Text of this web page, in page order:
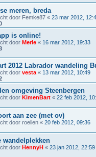
meren, breda
door Femke87 « 23 mar 2012,
is online!
door Merle « 16 mar 2012, 19:33
2012 Labrador wandeling
door vesta « 13 mar 2012, 10:49
omgeving Steenbergen
door KimenBart « 22 feb 2012,
aan zee (met ov)
door roelien « 20 feb 2012, 09:36
wandelplekken
door HennyH « 23 jan 2012, 22:59